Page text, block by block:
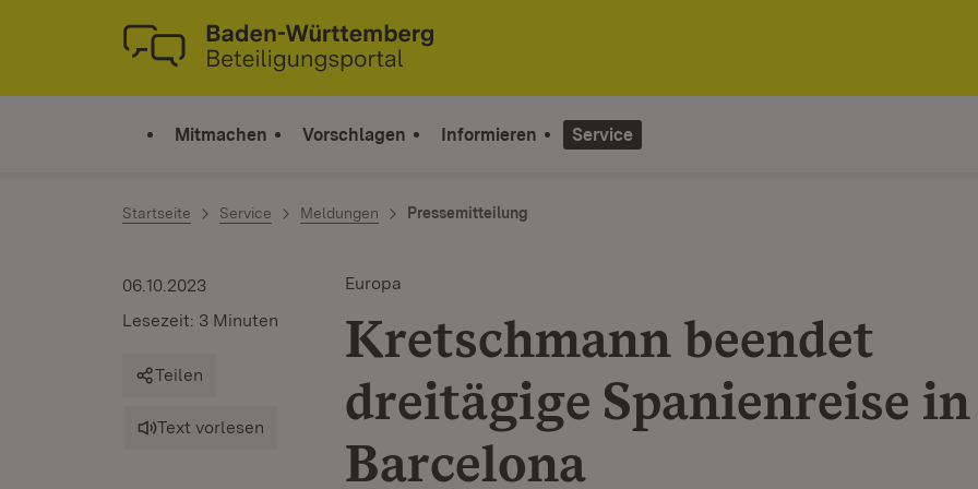
Zum Inhalt springen
Link zur Startseite
Mitmachen Vorschlagen Informieren Service
Startseite Service Meldungen Pressemitteilung
Europa
Kretschmann beendet
dreitägige Spanienreise in
Barcelona
06.10.2023
Lesezeit: 3 Minuten
Teilen
Text vorlesen